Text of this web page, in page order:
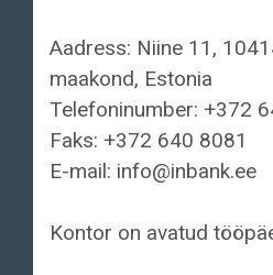
Aadress: Niine 11,
maakond, Estonia
Telefoninumber: +372
Faks: +372 640 8081
E-mail: info@inbank.ee
Kontor on avatud